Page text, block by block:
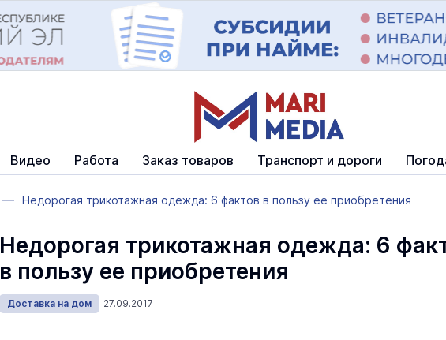
Видео Работа Заказ товаров Транспорт и дороги
Недорогая трикотажная одежда: 6 фактов в пользу ее приобретения
Недорогая трикотажная одежда: 6
в пользу ее приобретения
Доставка на дом 27.09.2017